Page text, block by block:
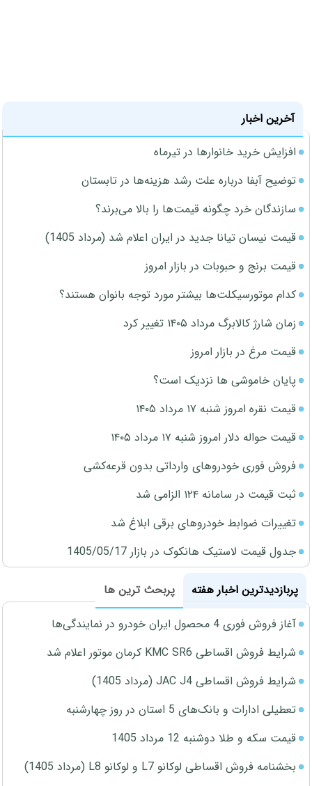
آخرین اخبار
افزایش خرید خانوارها در تیرماه
توضیح آبفا درباره علت رشد هزینه‌ها در تابستان
سازندگان خرد چگونه قیمت‌ها را بالا می‌برند؟
قیمت نیسان تیانا جدید در ایران اعلام شد (مرداد 1405)
قیمت برنج و حبوبات در بازار امروز
کدام موتورسیکلت‌ها بیشتر مورد توجه بانوان هستند؟
زمان شارژ کالابرگ مرداد ۱۴۰۵ تغییر کرد
قیمت مرغ در بازار امروز
پایان خاموشی ها نزدیک است؟
قیمت نقره امروز شنبه ۱۷ مرداد ۱۴۰۵
قیمت حواله دلار امروز شنبه ۱۷ مرداد ۱۴۰۵
فروش فوری خودروهای وارداتی بدون قرعه‌کشی
ثبت قیمت در سامانه ۱۲۴ الزامی شد
تغییرات ضوابط خودروهای برقی ابلاغ شد
جدول قیمت لاستیک هانکوک در بازار 1405/05/17
پربازدیدترین اخبار هفته
پربحث ترین ها
آغاز فروش فوری 4 محصول ایران خودرو در نمایندگی‌ها
شرایط فروش اقساطی KMC SR6 کرمان موتور اعلام شد
شرایط فروش اقساطی JAC J4 (مرداد 1405)
تعطیلی ادارات و بانک‌های 5 استان در روز چهارشنبه
قیمت سکه و طلا دوشنبه 12 مرداد 1405
بخشنامه فروش اقساطی لوکانو L7 و لوکانو L8 (مرداد 1405)